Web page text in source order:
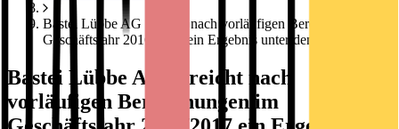
Bastei Lübbe AG erreicht nach vorläufigen Berechnungen im
Geschäftsjahr 2016/2017 ein Ergebnis unter den Erwartungen
Bastei Lübbe AG erreicht nach
vorläufigen Berechnungen im